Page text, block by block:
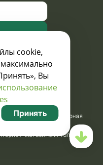
Рекламно-сувенирная
100873745, ООО
магазином. Только
cookie,
максимально
Вы
Принять